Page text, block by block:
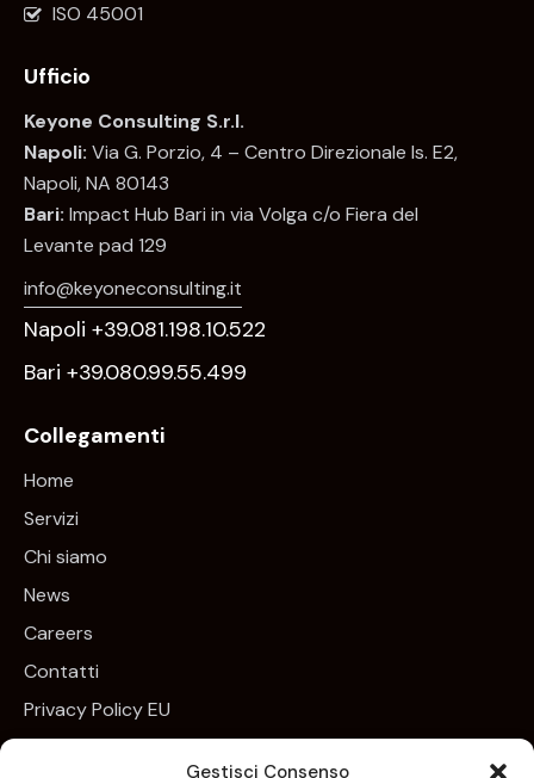
Gestisci Consenso
ISO 45001
Ufficio
Keyone Consulting S.r.l.
Napoli: Via G. Porzio, 4 – Centro Direzionale Is. E2,
Napoli, NA 80143
Bari: Impact Hub Bari in via Volga c/o Fiera del
Levante pad 129
info@keyoneconsulting.it
Napoli +39.081.198.10.522
Bari +39.080.99.55.499
Collegamenti
Home
Servizi
Chi siamo
News
Careers
Contatti
Privacy Policy EU